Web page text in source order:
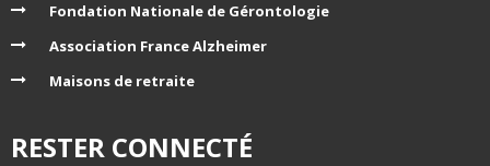
Fondation Nationale de Gérontologie
Association France Alzheimer
Maisons de retraite
RESTER CONNECTÉ